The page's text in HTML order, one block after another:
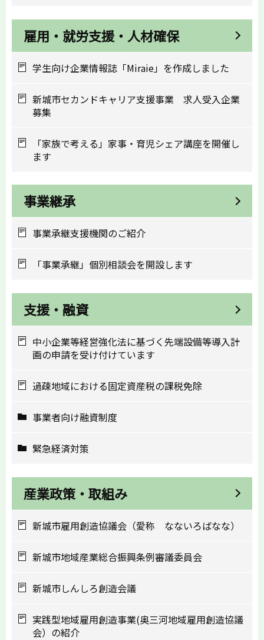
雇用・就労支援・人材確保
学生向け企業情報誌「Miraie」を作成しました
新城市セカンドキャリア支援事業 求人受入企業
募集
「家族で考える」家事・育児シェア講座を開催し
ます
事業継承
事業承継支援機関のご紹介
「事業承継」個別相談会を開設します
支援・融資
中小企業等経営強化法に基づく先端設備等導入計
画の申請を受け付けています
過疎地域における固定資産税の課税免除
事業者向け融資制度
緊急経済対策
産業政策・取組み
新城市雇用創造協議会（愛称 なないろばなな）
新城市地域産業総合振興条例審議委員会
新城市しんしろ創造会議
実践型地域雇用創造事業(奥三河地域雇用創造協議
会）の紹介